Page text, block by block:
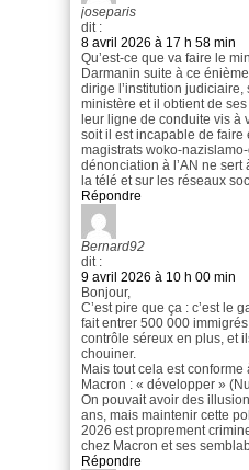
joseparis
dit :
8 avril 2026 à 17 h 58 min
Qu’est-ce que va faire le
Darmanin suite à ce
dirige l’institution judiciaire,
ministère et il obtient de
leur ligne de conduite vis à
soit il est incapable de faire
magistrats woko-
dénonciation à l’AN ne
la télé et sur les réseaux
Répondre
Bernard92
dit :
9 avril 2026 à 10 h 00 min
Bonjour,
C’est pire que ça : c’est le
fait entrer 500 000
contrôle séreux en plus, et
chouiner.
Mais tout cela est
Macron : « développer »
On pouvait avoir des
ans, mais maintenir cette
2026 est proprement
chez Macron et ses
Répondre